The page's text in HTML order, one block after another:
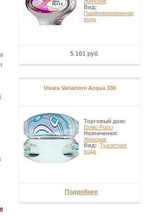
изящным фирменным флаконам, которые
морские пейзажи, ощущение свободы и
Пуччи.
Вид:
Парфюмированная
вода
5 101 руб
Vivara Variazioni Acqua 330
Торговый дом:
Emilio Pucci
Назначения:
Женские
Вид: Туалетная
вода
Подробнее